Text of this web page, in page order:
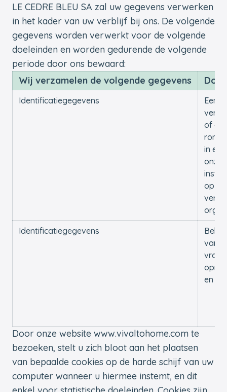
LE CEDRE BLEU SA zal uw gegevens verwerken
in het kader van uw verblijf bij ons. De volgende
gegevens worden verwerkt voor de volgende
doeleinden en worden gedurende de volgende
periode door ons bewaard:
Wij verzamelen de volgende gegevens
Doel
Identificatiegegevens
Een
of
in
onze
op uw
Identificatiegegevens
van
en
Door onze website www.vivaltohome.com te
bezoeken, stelt u zich bloot aan het plaatsen
van bepaalde cookies op de harde schijf van uw
computer wanneer u hiermee instemt, en dit